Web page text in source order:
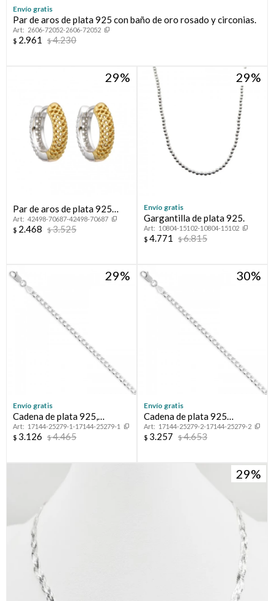
Envío gratis
Par de aros de plata 925 con baño de oro rosado y circonias.
2606-72052-2606-72052
$ 2.961 $4.230
29
Par de aros de plata 925
combinados.
42498-70687-42498-70687
$ 2.468 $3.525
29
Envío gratis
Gargantilla de plata 925.
10804-15102-10804-15102
$ 4.771 $6.815
29
Envío gratis
Cadena de plata 925,
GRUMETTE, 45 cm.
17144-25279-1-17144-25279-1
$ 3.126 $4.465
30
Envío gratis
Cadena de plata 925
GRUMETTE, 50 cm.
17144-25279-2-17144-25279-2
$ 3.257 $4.653
29
Compromiso